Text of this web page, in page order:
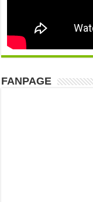
FANPAGE